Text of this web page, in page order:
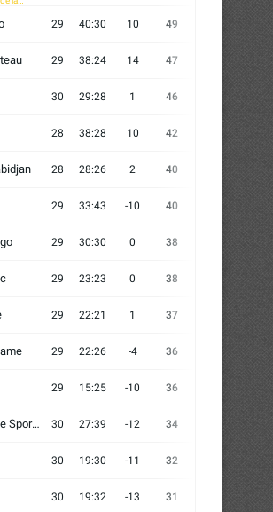
29 40:30 10 49 6
29 38:24 14 47
30 29:28 1 46 8
28 38:28 10 42
28 28:26 2 40
29 33:43 -10 40 4
29 30:30 0 38 11
29 23:23 0 38 11
29 22:21 1 37 10
29 22:26 -4 36 11
29 15:25 -10 36 6 13
Olympique Sport d'Abobo FC 30 27:39 -12 34
30 19:30 -11 32
30 19:32 -13 31 10 13